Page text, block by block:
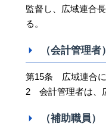
監督し、広域連合
る。
（会計管理者）
第15条 広域連合に
2 会計管理者は、
（補助職員）